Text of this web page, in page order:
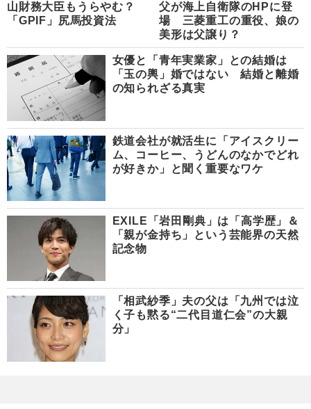
山財務大臣もうらやむ？
「GPIF」尻馬投資法
父が海上自衛隊のHPに登
場 三菱重工の重役、娘の
美形は父譲り？
女優と「青年実業家」との結婚は
「玉の輿」婚ではない 結婚と離婚
の知られざる真実
鉄道会社が就活生に「アイスクリー
ム、コーヒー、うどんのなかでどれ
が好きか」と聞く重要なワケ
EXILE「岩田剛典」は「高学歴」＆
「親が金持ち」という芸能界の天然
記念物
「相武紗季」夫の父は「九州では泣
く子も黙る“二代目道仁会”の大親
分」